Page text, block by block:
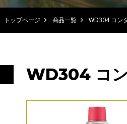
トップページ 商品一覧 WD304 コン
WD304 コ